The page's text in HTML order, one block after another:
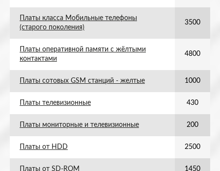
Платы класса Мобильные телефоны
(старого поколения)
3500
Платы оперативной памяти с жёлтыми
контактами
4800
Платы сотовых GSM станций - желтые 1000
Платы телевизионные 430
Платы мониторные и телевизионные 200
Платы от HDD 2500
Платы от SD-ROM 1450